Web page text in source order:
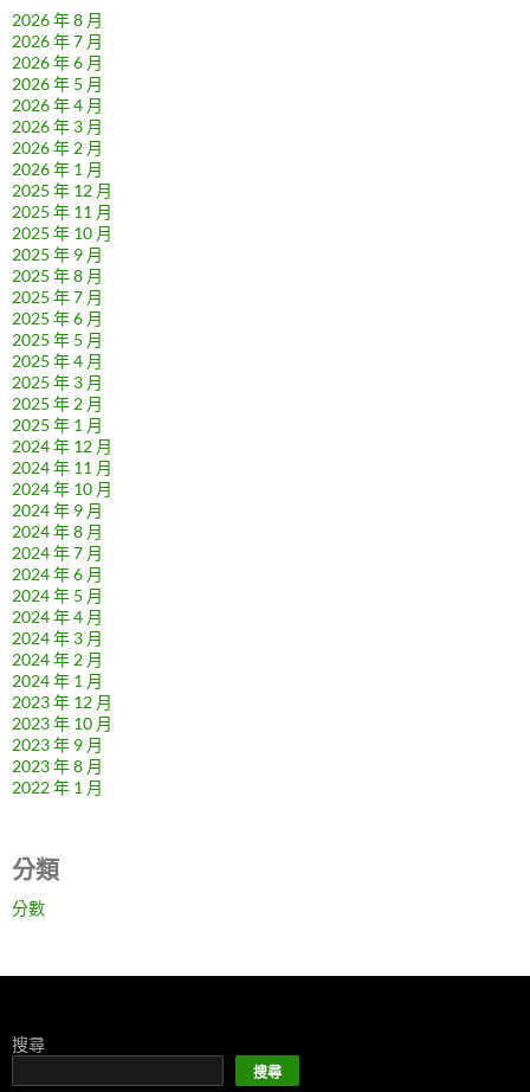
2026 年 8 月
2026 年 7 月
2026 年 6 月
2026 年 5 月
2026 年 4 月
2026 年 3 月
2026 年 2 月
2026 年 1 月
2025 年 12 月
2025 年 11 月
2025 年 10 月
2025 年 9 月
2025 年 8 月
2025 年 7 月
2025 年 6 月
2025 年 5 月
2025 年 4 月
2025 年 3 月
2025 年 2 月
2025 年 1 月
2024 年 12 月
2024 年 11 月
2024 年 10 月
2024 年 9 月
2024 年 8 月
2024 年 7 月
2024 年 6 月
2024 年 5 月
2024 年 4 月
2024 年 3 月
2024 年 2 月
2024 年 1 月
2023 年 12 月
2023 年 10 月
2023 年 9 月
2023 年 8 月
2022 年 1 月
分類
分數
搜尋
搜尋